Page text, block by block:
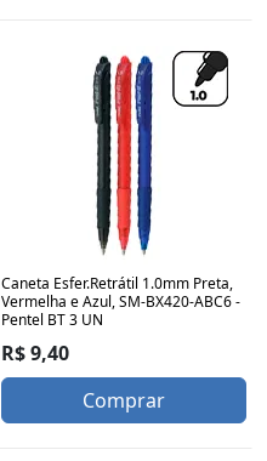
Caneta Esfer.Retrátil 1.0mm Preta,
Vermelha e Azul, SM-BX420-ABC6 -
Pentel BT 3 UN
R$ 9,40
Comprar